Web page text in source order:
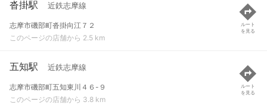
沓掛駅 近鉄志摩線
志摩市磯部町沓掛向江７２
このページの店舗から 2.5 km
ルート
を見る
五知駅 近鉄志摩線
志摩市磯部町五知東川４６-９
このページの店舗から 3.8 km
ルート
を見る